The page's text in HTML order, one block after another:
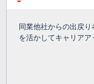
同業他社からの出戻
を活かしてキャリアア